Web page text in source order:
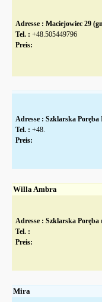
Adresse : Maciejowiec 29
Tel. : +48.505449796
Preis:
Adresse : Szklarska Poręba
Tel. : +48.
Preis:
Willa Ambra
Adresse : Szklarska Poręba
Tel. :
Preis:
Mira